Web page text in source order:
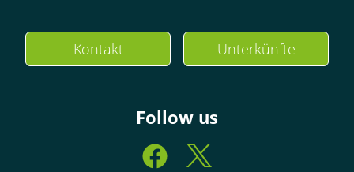
Kontakt Unterkünfte
Follow us